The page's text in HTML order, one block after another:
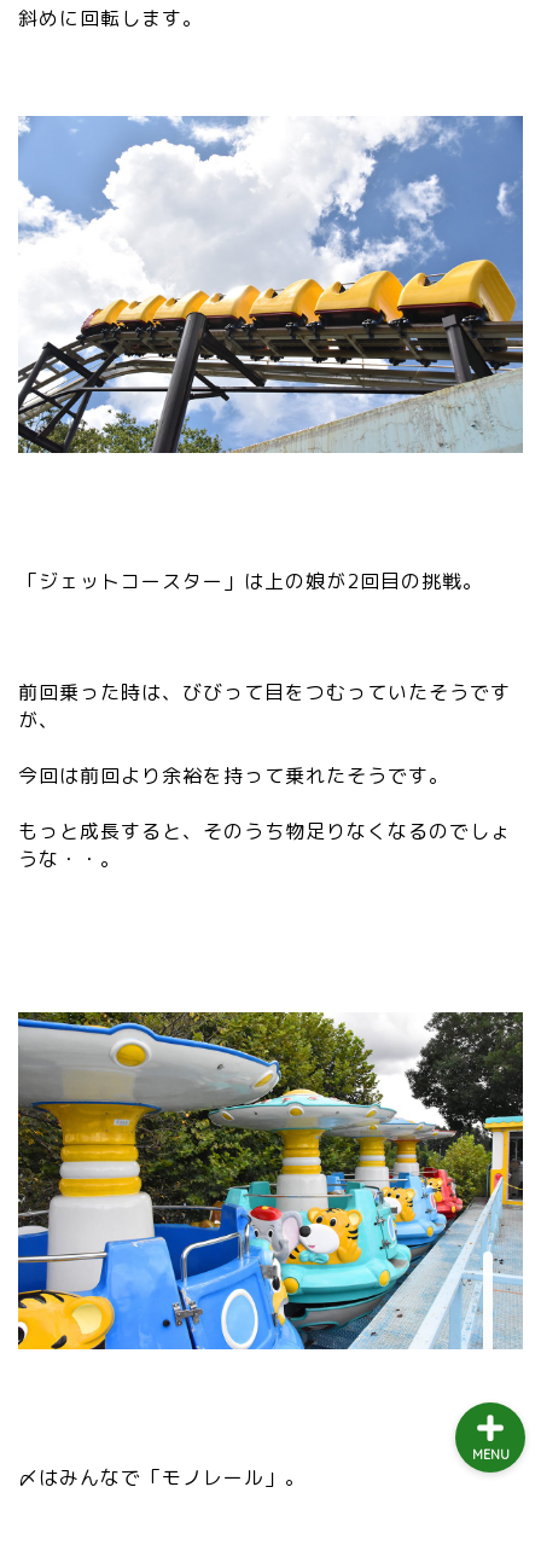
斜めに回転します。
「ジェットコースター」は上の娘が2回目の挑戦。
前回乗った時は、びびって目をつむっていたそうです
が、
今回は前回より余裕を持って乗れたそうです。
もっと成長すると、そのうち物足りなくなるのでしょ
うな・・。
〆はみんなで「モノレール」。
MENU
■県央・県東エリア
高根沢町
高根沢町のイベント
宇都宮市
宇都宮市(グルメ・カフェ)
市貝町
真岡市
益子町
茂木町
日光アイスバックス
埼玉ブロンコス
プロ野球